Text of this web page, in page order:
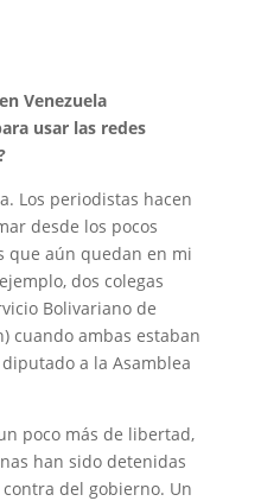
Venezuela
usar las redes
Los periodistas hacen
desde los pocos
que aún quedan en mi
dos colegas
Bolivariano de
cuando ambas estaban
a la Asamblea
poco más de libertad,
han sido detenidas
del gobierno. Un